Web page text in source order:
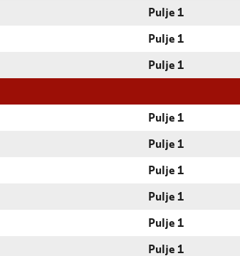
Pulje 1
Pulje 1
Pulje 1
Pulje 1
Pulje 1
Pulje 1
Pulje 1
Pulje 1
Pulje 1